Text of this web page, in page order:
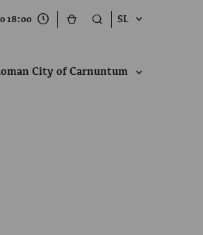
18:00 SL
City of Carnuntum